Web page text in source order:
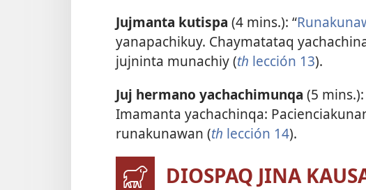
Jujmanta kutispa (4 mins.): “
yanapachikuy. Chaymatataq
jujninta munachiy (th lección 13).
Juj hermano yachachimunqa (5 mins.):
Imamanta yachachinqa:
runakunawan (th lección 14).
DIOSPAQ JINA